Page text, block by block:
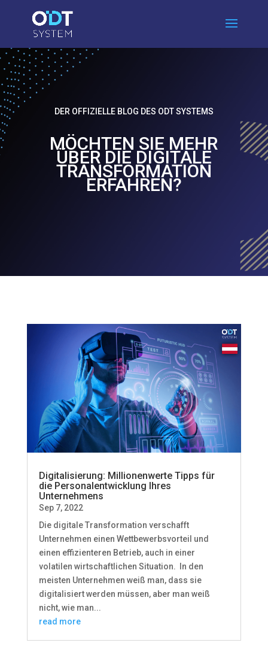
DER OFFIZIELLE BLOG DES ODT SYSTEMS
MÖCHTEN SIE MEHR
ÜBER DIE DIGITALE
TRANSFORMATION
ERFAHREN?
Digitalisierung: Millionenwerte Tipps für
die Personalentwicklung Ihres
Unternehmens
Sep 7, 2022
Die digitale Transformation verschafft
Unternehmen einen Wettbewerbsvorteil und
einen effizienteren Betrieb, auch in einer
volatilen wirtschaftlichen Situation. In den
meisten Unternehmen weiß man, dass sie
digitalisiert werden müssen, aber man weiß
nicht, wie man...
read more